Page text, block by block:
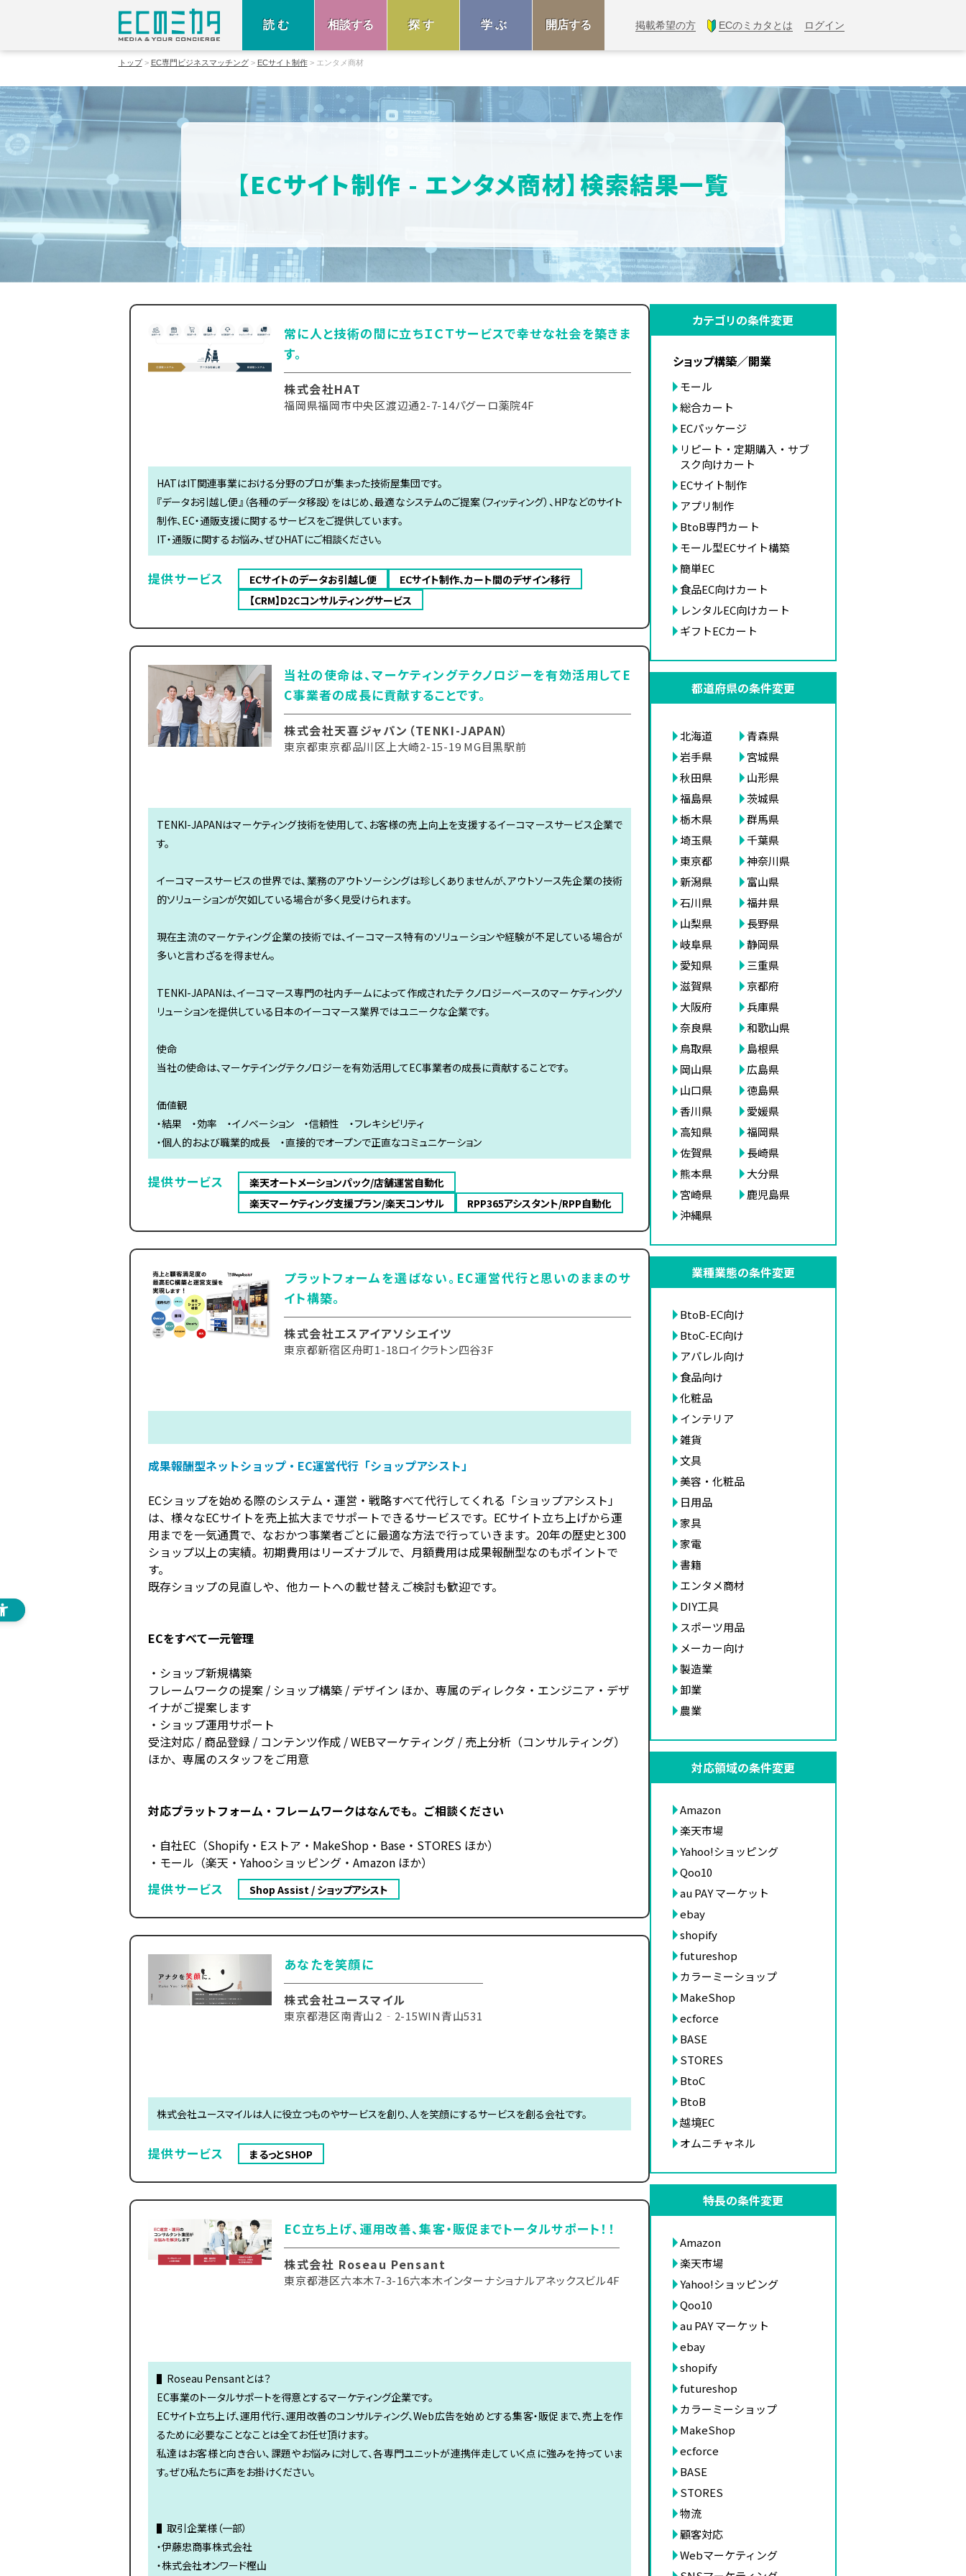
読む 相談する 探す 学ぶ 開店する 掲載希望の方 ECのミカタとは ログイン
トップ EC専門ビジネスマッチング ECサイト制作 エンタメ商材
【ECサイト制作 - エンタメ商材】検索結果一覧
常に人と技術の間に立ちＩＣＴサービスで幸せな社会を築きま
す。
株式会社HAT
福岡県福岡市中央区渡辺通2-7-14パグーロ薬院4F
HATはIT関連事業における分野のプロが集まった技術屋集団です。
『データお引越し便』（各種のデータ移設）をはじめ、最適なシステムのご提案（フィッティング）、HPなどのサイト
制作、EC・通販支援に関するサービスをご提供しています。
IT・通販に関するお悩み、ぜひHATにご相談ください。
提供サービス ECサイトのデータお引越し便
ECサイト制作、カート間のデザイン移行
【CRM】D2Cコンサルティングサービス
当社の使命は、マーケティングテクノロジーを有効活用してE
C事業者の成長に貢献することです。
株式会社天喜ジャパン（TENKI-JAPAN）
東京都東京都品川区上大崎2-15-19 MG目黒駅前
TENKI-JAPANはマーケティング技術を使用して、お客様の売上向上を支援するイーコマースサービス企業で
す。
イーコマースサービスの世界では、業務のアウトソーシングは珍しくありませんが、アウトソース先企業の技術
的ソリューションが欠如している場合が多く見受けられます。
現在主流のマーケティング企業の技術では、イーコマース特有のソリューションや経験が不足している場合が
多いと言わざるを得ません。
TENKI-JAPANは、イーコマース専門の社内チームによって作成されたテクノロジーベースのマーケティングソ
リューションを提供している日本のイーコマース業界ではユニークな企業です。
使命
当社の使命は、マーケテイングテクノロジーを有効活用してEC事業者の成長に貢献することです。
価値観
・結果 ・効率 ・イノベーション ・信頼性 ・フレキシビリティ
・個人的および職業的成長 ・直接的でオープンで正直なコミュニケーション
提供サービス
楽天オートメーションパック/店舗運営自動化
楽天マーケティング支援プラン/楽天コンサル
RPP365アシスタント/RPP自動化
プラットフォームを選ばない。EC運営代行と思いのままのサ
イト構築。
株式会社エスアイアソシエイツ
東京都新宿区舟町1-18ロイクラトン四谷3F
成果報酬型ネットショップ・EC運営代行「ショップアシスト」
ECショップを始める際のシステム・運営・戦略すべて代行してくれる「ショップアシスト」
は、様々なECサイトを売上拡大までサポートできるサービスです。ECサイト立ち上げから運
用までを一気通貫で、なおかつ事業者ごとに最適な方法で行っていきます。20年の歴史と300
ショップ以上の実績。初期費用はリーズナブルで、月額費用は成果報酬型なのもポイントで
す。
既存ショップの見直しや、他カートへの載せ替えご検討も歓迎です。
ECをすべて一元管理
・ショップ新規構築
フレームワークの提案 / ショップ構築 / デザイン ほか、専属のディレクタ・エンジニア・デザ
イナがご提案します
・ショップ運用サポート
受注対応 / 商品登録 / コンテンツ作成 / WEBマーケティング / 売上分析（コンサルティング）
ほか、専属のスタッフをご用意
対応プラットフォーム・フレームワークはなんでも。ご相談ください
・自社EC（Shopify・Eストア・MakeShop・Base・STORES ほか）
・モール（楽天・Yahooショッピング・Amazon ほか）
提供サービス Shop Assist / ショップアシスト
あなたを笑顔に
株式会社ユースマイル
東京都港区南青山２‐2-15WIN青山531
株式会社ユースマイルは人に役立つものやサービスを創り、人を笑顔にするサービスを創る会社です。
提供サービス まるっとSHOP
EC立ち上げ、運用改善、集客・販促までトータルサポート！！
株式会社 Roseau Pensant
東京都港区六本木7-3-16六本木インターナショナルアネックスビル4F
▌Roseau Pensantとは？
EC事業のトータルサポートを得意とするマーケティング企業です。
ECサイト立ち上げ、運用代行、運用改善のコンサルティング、Web広告を始めとする集客・販促まで、売上を作
るために必要なことなことは全てお任せ頂けます。
私達はお客様と向き合い、課題やお悩みに対して、各専門ユニットが連携伴走していく点に強みを持っていま
す。ぜひ私たちに声をお掛けください。
▌取引企業様（一部）
・伊藤忠商事株式会社
・株式会社オンワード樫山
カテゴリの条件変更
ショップ構築／開業
モール
総合カート
ECパッケージ
リピート・定期購入・サブ
スク向けカート
ECサイト制作
アプリ制作
BtoB専門カート
モール型ECサイト構築
簡単EC
食品EC向けカート
レンタルEC向けカート
ギフトECカート
都道府県の条件変更
北海道
青森県
岩手県
宮城県
秋田県
山形県
福島県
茨城県
栃木県
群馬県
埼玉県
千葉県
東京都
神奈川県
新潟県
富山県
石川県
福井県
山梨県
長野県
岐阜県
静岡県
愛知県
三重県
滋賀県
京都府
大阪府
兵庫県
奈良県
和歌山県
鳥取県
島根県
岡山県
広島県
山口県
徳島県
香川県
愛媛県
高知県
福岡県
佐賀県
長崎県
熊本県
大分県
宮崎県
鹿児島県
沖縄県
業種業態の条件変更
BtoB-EC向け
BtoC-EC向け
アパレル向け
食品向け
化粧品
インテリア
雑貨
文具
美容・化粧品
日用品
家具
家電
書籍
エンタメ商材
DIY工具
スポーツ用品
メーカー向け
製造業
卸業
農業
対応領域の条件変更
Amazon
楽天市場
Yahoo!ショッピング
Qoo10
au PAY マーケット
ebay
shopify
futureshop
カラーミーショップ
MakeShop
ecforce
BASE
STORES
BtoC
BtoB
越境EC
オムニチャネル
特長の条件変更
Amazon
楽天市場
Yahoo!ショッピング
Qoo10
au PAY マーケット
ebay
shopify
futureshop
カラーミーショップ
MakeShop
ecforce
BASE
STORES
物流
顧客対応
Webマーケティング